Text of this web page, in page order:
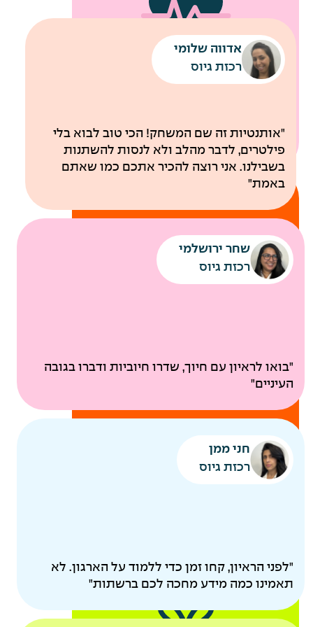
שירותי מוניות לחניונים
רכבת קלה עד למשרדי החברה
לבריאות
ביטוח בריאות קולקטיבי
בדיקות רפואיות תקופתיות
הורים
אדווה שלומי
רכזת גיוס
"אותנטיות זה שם המשחק! הכי טוב לבוא בלי
פילטרים, לדבר מהלב ולא לנסות להשתנות
בשבילנו. אני רוצה להכיר אתכם כמו שאתם
באמת"
שחר ירושלמי
רכזת גיוס
"בואו לראיון עם חיוך, שדרו חיוביות ודברו בגובה
העיניים"
חני ממן
רכזת גיוס
"לפני הראיון, קחו זמן כדי ללמוד על הארגון. לא
תאמינו כמה מידע מחכה לכם ברשתות"